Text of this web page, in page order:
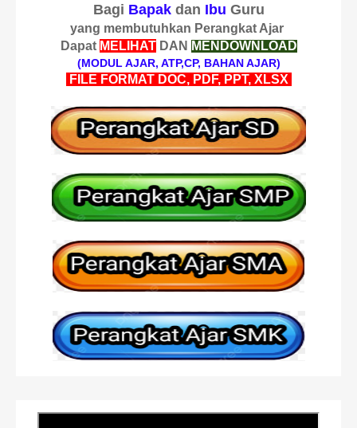
Bagi Bapakdan Ibu Guru
yang membutuhkan Perangkat Ajar
Dapat MELIHATDAN MENDOWNLOAD
(MODUL AJAR, ATP,CP, BAHAN AJAR)
FILE FORMAT DOC, PDF, PPT, XLSX